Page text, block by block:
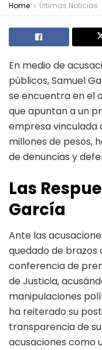
Home Últimas Noticias
En medio de
públicos, Samuel
se encuentra en el
que apuntan a un
empresa vinculada
millones de pesos,
de denuncias y
Las
García
Ante las
quedado de brazos
conferencia de
de Justicia,
manipulaciones
ha reiterado su
transparencia de
acusaciones como